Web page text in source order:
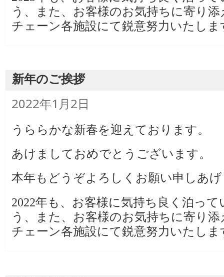
う、また、お客様のお気持ちに寄り
チェーン各施設にて鋭意努力いたしま
新年のご挨拶
投
日:
2022年1月2日
うららかな新春を迎えております。
あけましておめでとうございます。
本年もどうぞよろしくお願い申しあ
2022年も、お客様に気持ち良く泊っ
う、また、お客様のお気持ちに寄り
チェーン各施設にて鋭意努力いたしま